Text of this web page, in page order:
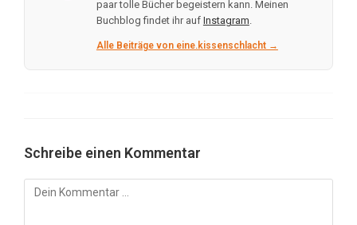
paar tolle Bücher begeistern kann. Meinen
Buchblog findet ihr auf Instagram.
Alle Beiträge von eine.kissenschlacht →
Schreibe einen Kommentar
Kommentar